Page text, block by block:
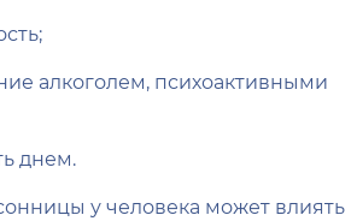
алкоголем, психоактивными
днем.
у человека может влиять